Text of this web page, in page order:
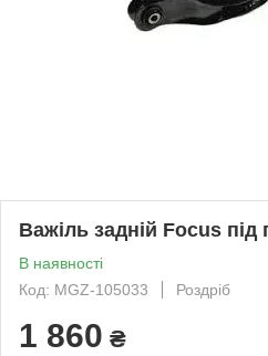
Важіль задній Focus
В наявності
Код: MGZ-105033
Роздріб
1 860 ₴